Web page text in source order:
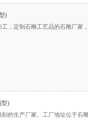
)
，定制石雕工艺品的石雕厂家
型)
的生产厂家。工厂地址位于石